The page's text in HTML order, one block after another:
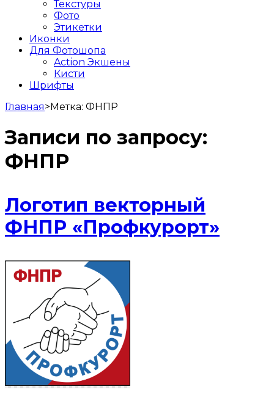
Текстуры
Фото
Этикетки
Иконки
Для Фотошопа
Action Экшены
Кисти
Шрифты
Главная>Метка: ФНПР
Записи по запросу:
ФНПР
Логотип векторный
ФНПР «Профкурорт»